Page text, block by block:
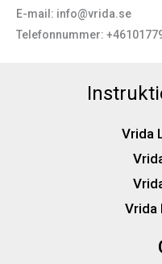
E-mail: info@vrida.se
Telefonnummer:
Vrida
Vrida